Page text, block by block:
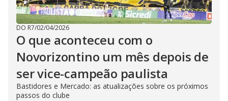
DO R7/02/04/2026
O que aconteceu com o
Novorizontino um mês depois de
ser vice-campeão paulista
Bastidores e Mercado: as atualizações sobre os próximos
passos do clube